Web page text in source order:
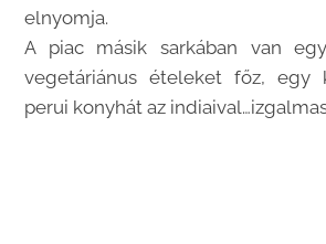
elnyomja.
A piac másik sarkában van
vegetáriánus ételeket főz, egy
perui konyhát az